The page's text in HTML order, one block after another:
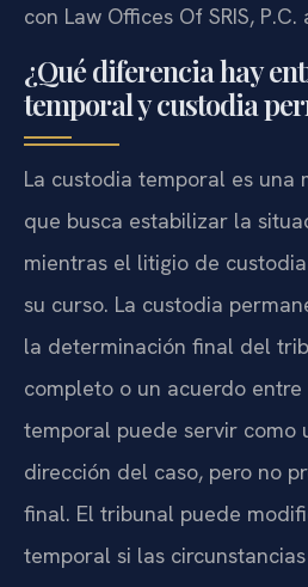
con Law Offices Of SRIS,
¿Qué diferencia hay
temporal y custodia
La custodia temporal es una
que busca estabilizar la
mientras el litigio de
su curso. La custodia
la determinación final del
completo o un acuerdo
temporal puede servir como
dirección del caso, pero no
final. El tribunal puede
temporal si las